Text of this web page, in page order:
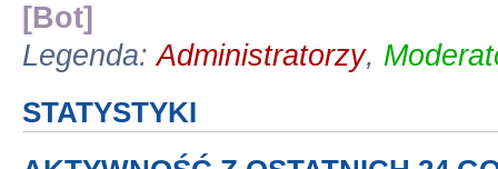
[Bot]
Legenda:Administratorzy,
STATYSTYKI